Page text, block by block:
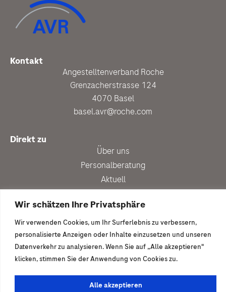
Wir schätzen Ihre Privatsphäre
Wir verwenden Cookies, um Ihr Surferlebnis zu verbessern,
personalisierte Anzeigen oder Inhalte einzusetzen und unseren
Datenverkehr zu analysieren. Wenn Sie auf „Alle akzeptieren"
klicken, stimmen Sie der Anwendung von Cookies zu.
Alle akzeptieren
Kontakt
Angestelltenverband Roche
Grenzacherstrasse 124
4070 Basel
basel.avr@roche.com
Direkt zu
Über uns
Personalberatung
Aktuell
Vergünstigungen
Newsletter anmelden
Ich wäre gern dabei
Mitglied werden
© 2026 | Angestelltenverband Roche